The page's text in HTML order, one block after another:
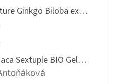
Golden Nature Ginkgo Biloba extrakt 50:1 60mg, 100 kapslí
je 5 z 5 hvězdiček.
Vitalvibe Maca Sextuple BIO Gelatinized 3-Complex, 60 kapslí
je 5 z 5 hvězdiček.